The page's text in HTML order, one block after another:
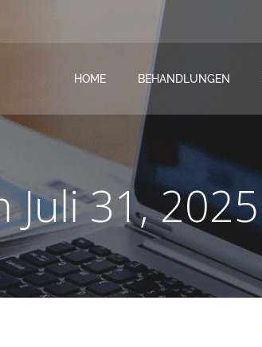
HOME BEHANDLUNGEN
Juli 31, 2025